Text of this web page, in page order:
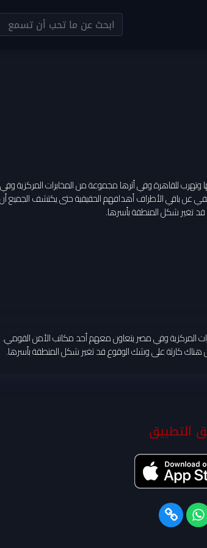
وتهرب للقاهرة وفي أثرها مجموعة من المخابرات المركزية
عن باقي الأطراف أهدافهم الحقيقية حتى يكتشف الجميع
تغير شكل المنطقة بأسرها.
المركزية وفي مصر يتعاون معهم أحد مكاتب الأمن
هناك كارثة على وشك الوقوع قد تغير شكل المنطقة بأسرها.
التطبيق